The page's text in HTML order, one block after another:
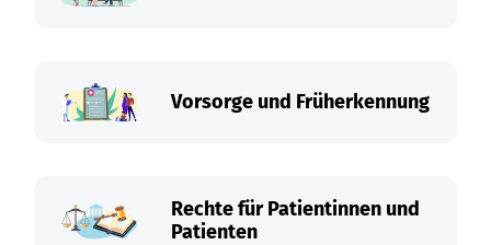
Vorsorge und Früherkennung
Rechte für Patientinnen und
Patienten